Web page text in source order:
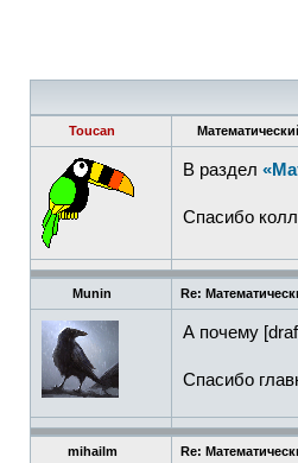
Toucan
В раздел
Спасибо
Munin Re:
А почему
Спасибо
mihailm Re: